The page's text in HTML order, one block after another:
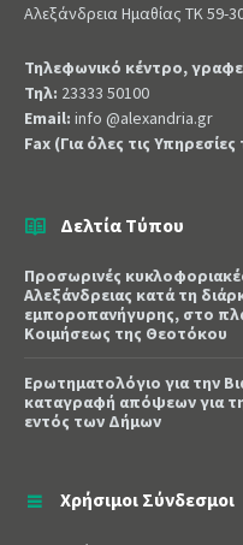
Αλεξάνδρεια Ημαθίας ΤΚ 59-
Τηλεφωνικό κέντρο,
Τηλ: 23333 50100
Email: info @alexandria.gr
Fax (Για όλες τις
Δελτία Τύπου
Προσωρινές
Αλεξάνδρειας κατά τη
εμποροπανήγυρης, στο
Κοιμήσεως της Θεοτόκου
Ερωτηματολόγιο για την
καταγραφή απόψεων για
εντός των Δήμων
Χρήσιμοι Σύνδεσμοι